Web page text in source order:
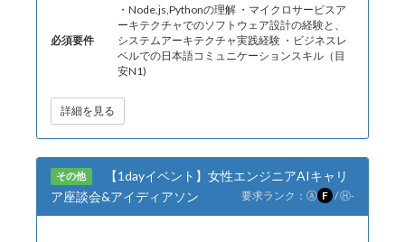
必須要件
・Node.js,Pythonの理解 ・マイクロサービスア
ーキテクチャでのソフトウェア設計の経験と、
システムアーキテクチャ実践経験 ・ビジネスレ
ベルでの日本語コミュニケーションスキル（目
安N1)
詳細を見る
その他
【1dayイベント】女性エンジニアAIキャリ
ア座談会&アイディアソン
要求ランク： Ⓐ F /Ⓗ-